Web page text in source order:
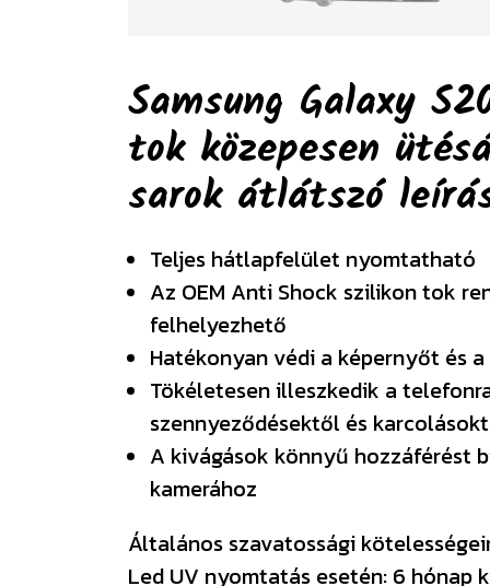
Samsung Galaxy
tok közepesen
sarok átlátszó
Teljes hátlapfelület nyomtatható
Az OEM Anti Shock szilikon tok
felhelyezhető
Hatékonyan védi a képernyőt és
Tökéletesen illeszkedik a
szennyeződésektől és
A kivágások könnyű hozzáférést
kamerához
Általános szavatossági
Led UV nyomtatás esetén: 6 hónap